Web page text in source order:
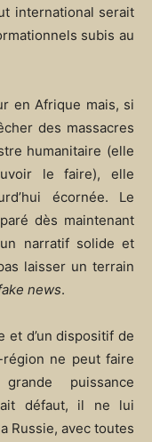
international serait
subis au
en Afrique mais, si
des massacres
humanitaire (elle
le faire), elle
écornée. Le
dès maintenant
narratif solide et
laisser un terrain
news.
et d’un dispositif de
ne peut faire
puissance
défaut, il ne lui
Russie, avec toutes